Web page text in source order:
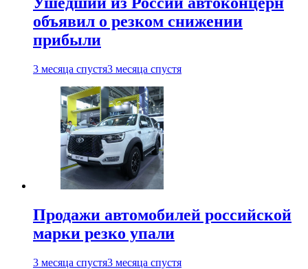
объявил о резком снижении
прибыли
3 месяца спустя3 месяца спустя
Продажи автомобилей российской
марки резко упали
3 месяца спустя3 месяца спустя